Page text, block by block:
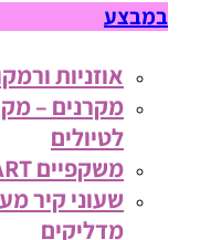
במבצע
אוזניות
מקרנים –
לטיולים
משקפיים SMART ועוד
שעוני קיר
מדליקים